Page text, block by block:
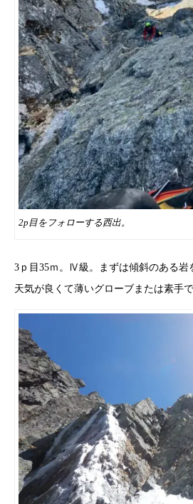
2p目をフォローする西出。
3ｐ目35ｍ。Ⅳ級。まずは傾斜のある岩
天気が良くて薄いグローブまたは素手